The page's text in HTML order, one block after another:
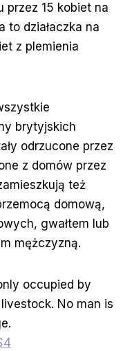
przez 15 kobiet na
to działaczka na
z plemienia
brytyjskich
odrzucone przez
z domów przez
też
domową,
gwałtem lub
mężczyzną.
occupied by
No man is